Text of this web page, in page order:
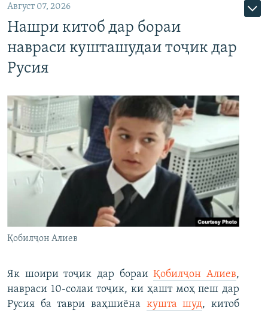
Август 07, 2026
Нашри китоб дар бораи
навраси кушташудаи тоҷик дар
Русия
Қобилҷон Алиев
Як шоири тоҷик дар бораиҚобилҷон Алиев,
навраси 10-солаи тоҷик, ки ҳашт моҳ пеш дар
Русия ба таври ваҳшиёна кушта шуд, китоб